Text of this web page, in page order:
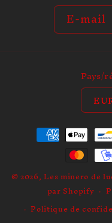
E-mail
Pays/
Moyens
paiement
© 2026,Les minero de
par Shopify
Politique de